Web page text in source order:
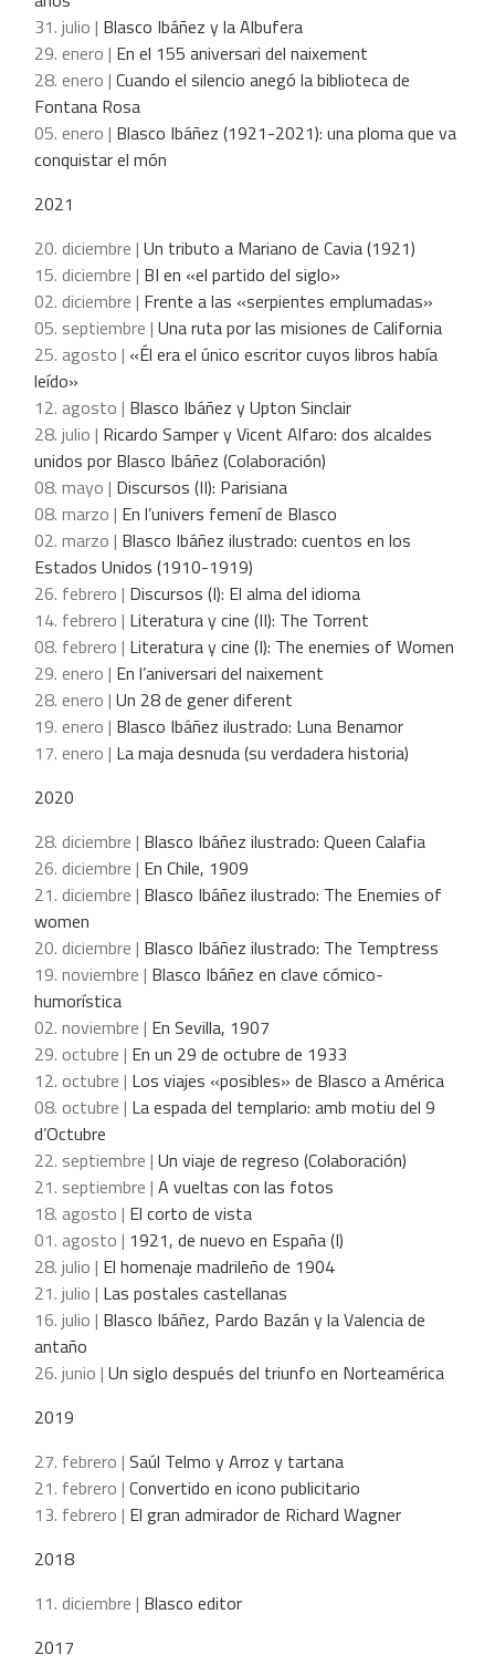
31. julio | Blasco Ibáñez y la Albufera
29. enero | En el 155 aniversari del naixement
28. enero | Cuando el silencio anegó la biblioteca de
Fontana Rosa
05. enero | Blasco Ibáñez (1921-2021): una ploma que va
conquistar el món
2021
20. diciembre | Un tributo a Mariano de Cavia (1921)
15. diciembre | BI en «el partido del siglo»
02. diciembre | Frente a las «serpientes emplumadas»
05. septiembre | Una ruta por las misiones de California
25. agosto | «Él era el único escritor cuyos libros había
leído»
12. agosto | Blasco Ibáñez y Upton Sinclair
28. julio | Ricardo Samper y Vicent Alfaro: dos alcaldes
unidos por Blasco Ibáñez (Colaboración)
08. mayo | Discursos (II): Parisiana
08. marzo | En l’univers femení de Blasco
02. marzo | Blasco Ibáñez ilustrado: cuentos en los
Estados Unidos (1910-1919)
26. febrero | Discursos (I): El alma del idioma
14. febrero | Literatura y cine (II): The Torrent
08. febrero | Literatura y cine (I): The enemies of Women
29. enero | En l’aniversari del naixement
28. enero | Un 28 de gener diferent
19. enero | Blasco Ibáñez ilustrado: Luna Benamor
17. enero | La maja desnuda (su verdadera historia)
2020
28. diciembre | Blasco Ibáñez ilustrado: Queen Calafia
26. diciembre | En Chile, 1909
21. diciembre | Blasco Ibáñez ilustrado: The Enemies of
women
20. diciembre | Blasco Ibáñez ilustrado: The Temptress
19. noviembre | Blasco Ibáñez en clave cómico-
humorística
02. noviembre | En Sevilla, 1907
29. octubre | En un 29 de octubre de 1933
12. octubre | Los viajes «posibles» de Blasco a América
08. octubre | La espada del templario: amb motiu del 9
d’Octubre
22. septiembre | Un viaje de regreso (Colaboración)
21. septiembre | A vueltas con las fotos
18. agosto | El corto de vista
01. agosto | 1921, de nuevo en España (I)
28. julio | El homenaje madrileño de 1904
21. julio | Las postales castellanas
16. julio | Blasco Ibáñez, Pardo Bazán y la Valencia de
antaño
26. junio | Un siglo después del triunfo en Norteamérica
2019
27. febrero | Saúl Telmo y Arroz y tartana
21. febrero | Convertido en icono publicitario
13. febrero | El gran admirador de Richard Wagner
2018
11. diciembre | Blasco editor
2017